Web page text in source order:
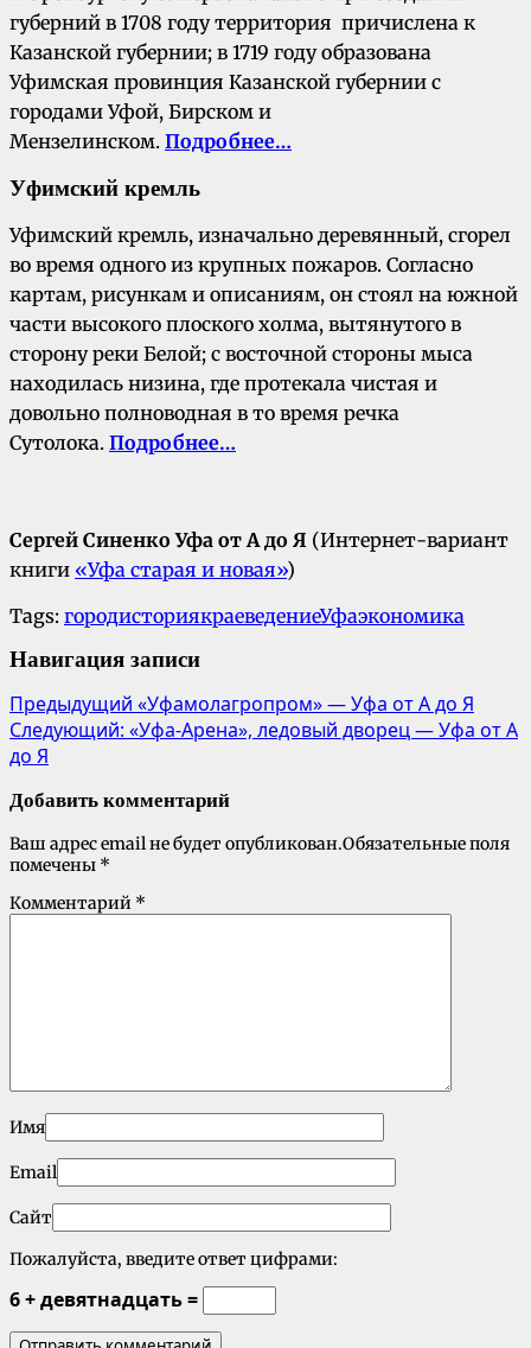
губерний в 1708 году территория причислена к
Казанской губернии; в 1719 году образована
Уфимская провинция Казанской губернии с
городами Уфой, Бирском и
Мензелинском. Подробнее…
Уфимский кремль
Уфимский кремль, изначально деревянный, сгорел
во время одного из крупных пожаров. Согласно
картам, рисункам и описаниям, он стоял на южной
части высокого плоского холма, вытянутого в
сторону реки Белой; с восточной стороны мыса
находилась низина, где протекала чистая и
довольно полноводная в то время речка
Сутолока. Подробнее…
Сергей Синенко Уфа от А до Я (Интернет-вариант
книги «Уфа старая и новая»)
Tags: городисториякраеведениеУфаэкономика
Навигация записи
Предыдущий «Уфамолагропром» — Уфа от А до Я
Следующий: «Уфа-Арена», ледовый дворец — Уфа от А
до Я
Добавить комментарий
Ваш адрес email не будет опубликован.Обязательные поля
помечены *
Комментарий *
Имя
Email
Сайт
Пожалуйста, введите ответ цифрами:
6 + девятнадцать =